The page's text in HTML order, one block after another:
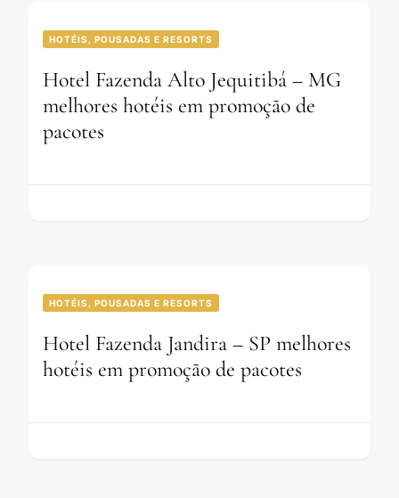
HOTÉIS, POUSADAS E RESORTS
Hotel Fazenda Alto Jequitibá – MG
melhores hotéis em promoção de
pacotes
HOTÉIS, POUSADAS E RESORTS
Hotel Fazenda Jandira – SP melhores
hotéis em promoção de pacotes